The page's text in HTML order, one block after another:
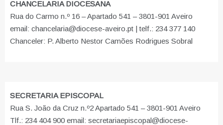
CHANCELARIA DIOCESANA
Rua do Carmo n.º 16 – Apartado 541 – 3801-901 Aveiro
email: chancelaria@diocese-aveiro.pt | telf.: 234 377 140
Chanceler: P. Alberto Nestor Camões Rodrigues Sobral
SECRETARIA EPISCOPAL
Rua S. João da Cruz n.º2 Apartado 541 – 3801-901 Aveiro
Tlf.: 234 404 900 email: secretariaepiscopal@diocese-